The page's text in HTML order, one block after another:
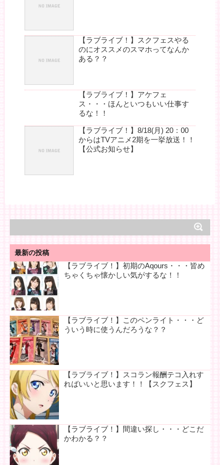
【ラブライブ！】スクフェスやる
のにオススメのスマホってなんか
ある？？
【ラブライブ！】アケフェ
ス・・・ほんといつもいい仕事す
るな！！
【ラブライブ！】8/18(月) 20：00
からはTVアニメ2期を一挙放送！！
【公式お知らせ】
最新の投稿
【ラブライブ！】初期のAqours・・・皆め
ちゃくちゃ懐かしい気がするな！！
【ラブライブ！】このペンライト・・・ど
ういう時に使うんだろうな？？
【ラブライブ！】スコラン報酬テコ入れす
ればいいと思います！！【スクフェス】
【ラブライブ！】間違い探し・・・どこだ
かわかる？？